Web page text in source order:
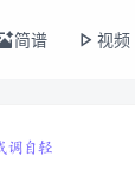
简谱 视频